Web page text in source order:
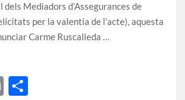
dels Mediadors d’Assegurances de
per la valentia de l’acte), aquesta
Carme Ruscalleda …
E